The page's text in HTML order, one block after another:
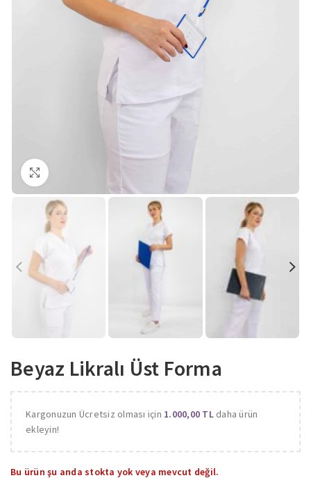
Beyaz Likralı Üst Forma
Kargonuzun Ücretsiz olması için 1.000,00 TLdaha ürün
ekleyin!
Bu ürün şu anda stokta yok veya mevcut değil.